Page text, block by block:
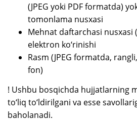
(JPEG yoki PDF formatda)
tomonlama nusxasi
Mehnat daftarchasi nusxasi
elektron ko‘rinishi
Rasm (JPEG formatda,
fon)
! Ushbu bosqichda hujjatlarning
to‘liq to‘ldirilgani va esse
baholanadi.